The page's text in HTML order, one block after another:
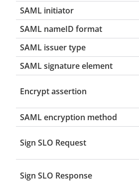
SAML initiator
SAML nameID format
SAML issuer type
SAML signature element
Encrypt assertion
SAML encryption method
Sign SLO Request
Sign SLO Response